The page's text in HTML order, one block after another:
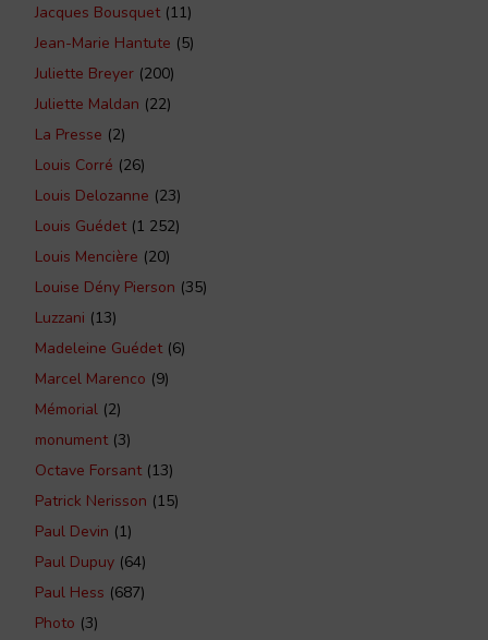
Jacques Bousquet(11)
Jean-Marie Hantute (5)
Juliette Breyer (200)
Juliette Maldan (22)
La Presse (2)
Louis Corré (26)
Louis Delozanne (23)
Louis Guédet(1 252)
Louis Mencière (20)
Louise Dény Pierson (35)
Luzzani (13)
Madeleine Guédet(6)
Marcel Marenco (9)
Mémorial (2)
monument(3)
Octave Forsant(13)
Patrick Nerisson (15)
Paul Devin (1)
Paul Dupuy (64)
Paul Hess (687)
Photo (3)